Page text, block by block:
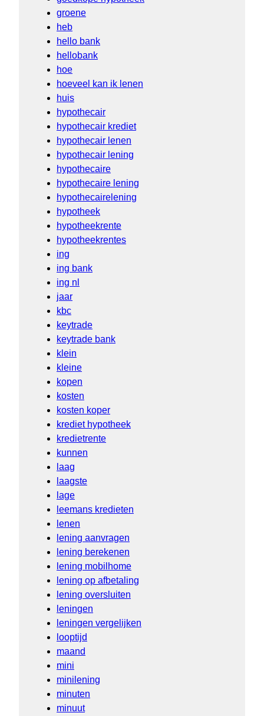
groene
heb
hello bank
hellobank
hoe
hoeveel kan ik lenen
huis
hypothecair
hypothecair krediet
hypothecair lenen
hypothecair lening
hypothecaire
hypothecaire lening
hypothecairelening
hypotheek
hypotheekrente
hypotheekrentes
ing
ing bank
ing nl
jaar
kbc
keytrade
keytrade bank
klein
kleine
kopen
kosten
kosten koper
krediet hypotheek
kredietrente
kunnen
laag
laagste
lage
leemans kredieten
lenen
lening aanvragen
lening berekenen
lening mobilhome
lening op afbetaling
lening oversluiten
leningen
leningen vergelijken
looptijd
maand
mini
minilening
minuten
minuut